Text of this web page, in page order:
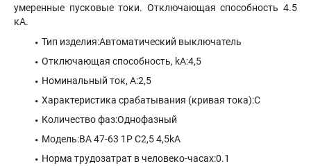
умеренные пусковые токи. Отключающая способность 4.5
кА.
Тип изделия:Автоматический выключатель
Отключающая способность, kA:4,5
Номинальный ток, А:2,5
Характеристика срабатывания (кривая тока):C
Количество фаз:Однофазный
Модель:ВА 47-63 1P C2,5 4,5kA
Норма трудозатрат в человеко-часах:0.1